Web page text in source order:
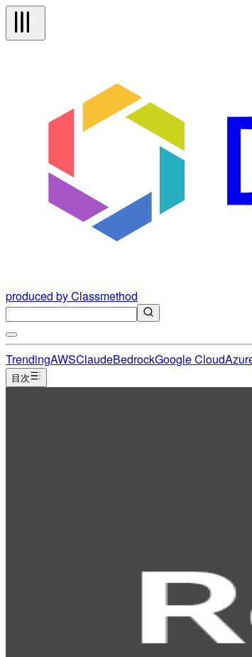
produced by Classmethod
TrendingAWSClaudeBedrockGoogle Cloud
目次